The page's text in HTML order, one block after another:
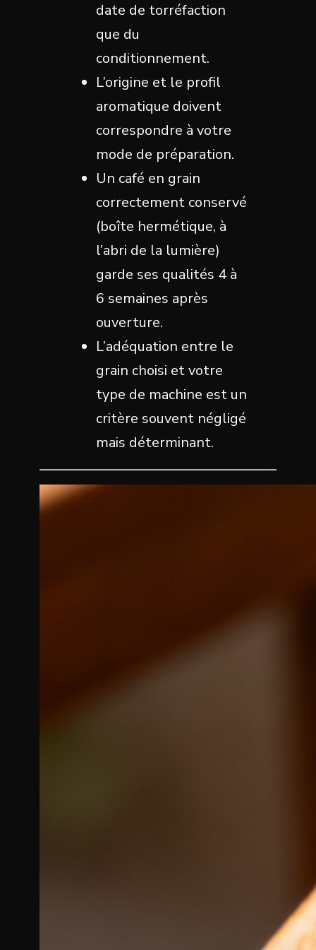
date de torréfaction
que du
conditionnement.
L’origine et le profil
aromatique doivent
correspondre à votre
mode de préparation.
Un café en grain
correctement conservé
(boîte hermétique, à
l’abri de la lumière)
garde ses qualités 4 à
6 semaines après
ouverture.
L’adéquation entre le
grain choisi et votre
type de machine est un
critère souvent négligé
mais déterminant.